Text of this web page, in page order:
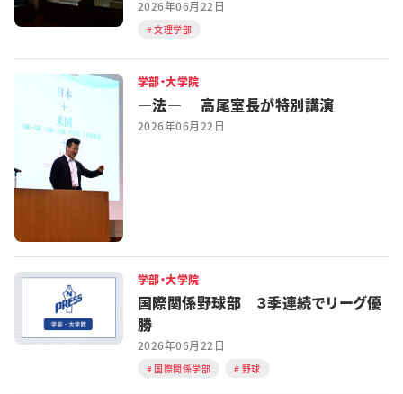
2026年06月22日
文理学部
学部・大学院
―法― 高尾室長が特別講演
2026年06月22日
学部・大学院
国際関係野球部 ３季連続でリーグ優
勝
2026年06月22日
国際関係学部 野球